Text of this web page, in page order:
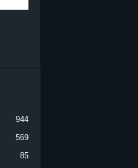
944
569
85